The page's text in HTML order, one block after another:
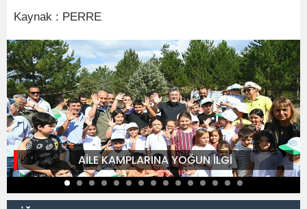
Kaynak : PERRE
AİLE KAMPLARINA YOĞUN İLGİ